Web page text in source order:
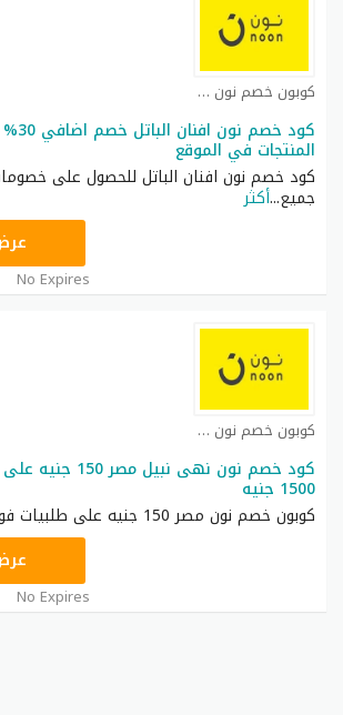
كوبون خصم نون مصر كوبون
كود
المنتجات في الموقع
كود خصم نون افنان الباتل للحصول على
جميع...أكثر
RRF24
No Expires
كوبون خصم نون مصر كوبون
كود خصم نون نهى
1500 جنيه
كوبون خصم نون مصر 150 جنيه على طلبيات فوق 1500
RRF24
No Expires